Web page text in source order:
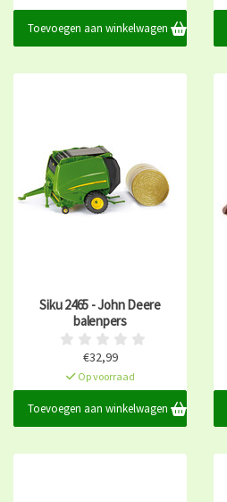
Toevoegen aan winkelwagen
Siku 2465 - John Deere
balenpers
€32,99
Op voorraad
Toevoegen aan winkelwagen